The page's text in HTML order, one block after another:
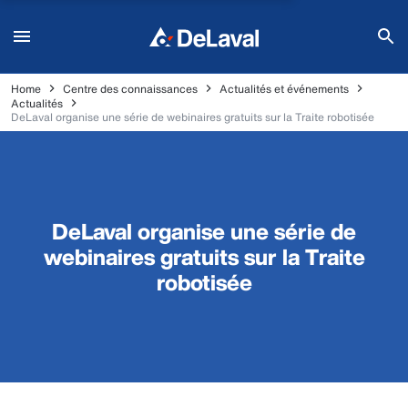
Home Centre des connaissances
Actualités et événements
Actualités
DeLaval organise une série de webinaires gratuits sur la Traite robotisée
DeLaval organise une série de
webinaires gratuits sur la Traite
robotisée